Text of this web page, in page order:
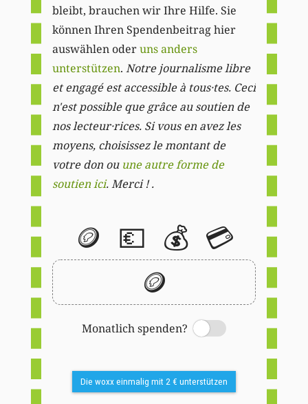
bleibt, brauchen wir Ihre Hilfe. Sie
können Ihren Spendenbeitrag hier
auswählen oderuns anders
unterstützen. Notre journalisme libre
et engagé est accessible à tous·tes. Ceci
n'est possible que grâce au soutien de
nos lecteur·rices. Si vous en avez les
moyens, choisissez le montant de
votre don ou une autre forme de
soutien ici. Merci ! .
🪙 💶 💰 💳
🪙
Monatlich spenden?
Switch
Die woxx einmalig mit 2 € unterstützen